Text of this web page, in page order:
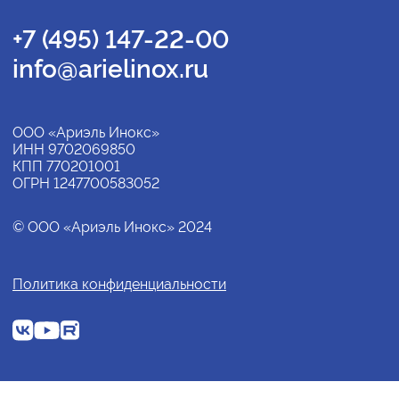
+7 (495) 147-22-00
info@arielinox.ru
ООО «Ариэль Инокс»
ИНН 9702069850
КПП 770201001
ОГРН 1247700583052
© ООО «Ариэль Инокс» 2024
Политика конфиденциальности